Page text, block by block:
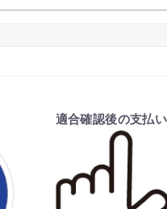
適合確認後の支払い